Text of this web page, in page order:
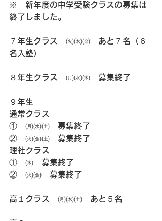
※　新年度の中学受験クラスの募集は
終了しました。
７年生クラス　㈫㈭㈮　あと７名（６
名入塾）
８年生クラス　㈪㈬㈭　募集終了
９年生
通常クラス
①　㈪㈬㈯　募集終了
②　㈫㈮㈯　募集終了
理社クラス
①　㈭　募集終了
②　㈫㈮　募集終了
高１クラス　㈪㈭㈯　あと５名